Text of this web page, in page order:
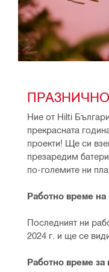
Ние от Hilti
прекрасната
проекти! Ще си
презаредим
по-големите ни
Работно време
Последният ни
2024 г. и ще се
Работно време за